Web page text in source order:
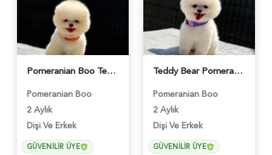
Pomeranian Boo Tedy 2 Aylık Şeker Yavrumuz - 6250
Pomeranian Boo
2 Aylık
Dişi Ve Erkek
GÜVENILIR ÜYE
Teddy Bear Pomeranian Boo Yavrumuz Ruhsatlı Çiftlik - 6247
Pomeranian Boo
2 Aylık
Dişi Ve Erkek
GÜVENILIR ÜYE